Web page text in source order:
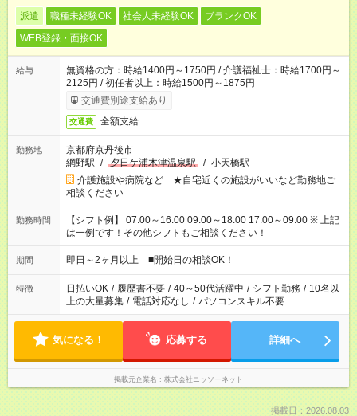
派遣 職種未経験OK 社会人未経験OK
ブランクOK
WEB登録・面接OK
給与
無資格の方：時給1400円～1750円 / 介護福祉士：時給1700円～
2125円 / 初任者以上：時給1500円～1875円
交通費別途支給あり
交通費 全額支給
勤務地
京都府京丹後市
網野駅 / 夕日ケ浦木津温泉駅 / 小天橋駅
介護施設や病院など ★自宅近くの施設がいいなど勤務地ご
相談ください
勤務時間
【シフト例】 07:00～16:00 09:00～18:00 17:00～09:00 ※ 上記
は一例です！その他シフトもご相談ください！
期間 即日～2ヶ月以上 ■開始日の相談OK！
特徴 日払いOK / 履歴書不要 / 40～50代活躍中 / シフト勤務 / 10名以
上の大量募集 / 電話対応なし / パソコンスキル不要
気になる！ 応募する 詳細へ
掲載元企業名 株式会社ニッソーネット
掲載日：2026.08.03